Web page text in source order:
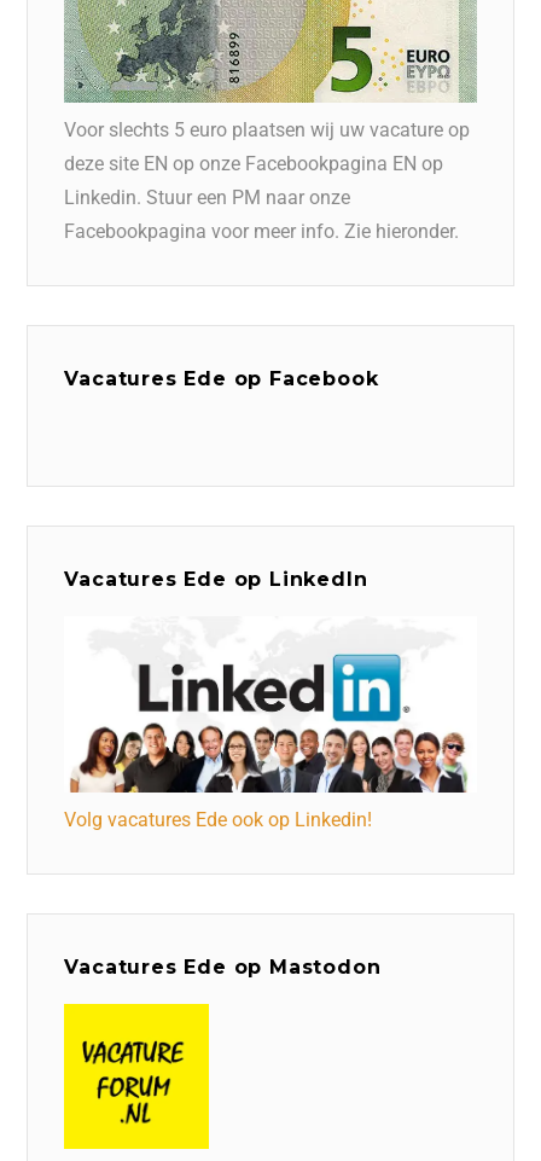
Voor slechts 5 euro plaatsen wij uw vacature op
deze site EN op onze Facebookpagina EN op
Linkedin. Stuur een PM naar onze
Facebookpagina voor meer info. Zie hieronder.
Vacatures Ede op Facebook
Vacatures Ede op LinkedIn
Volg vacatures Ede ook op Linkedin!
Vacatures Ede op Mastodon